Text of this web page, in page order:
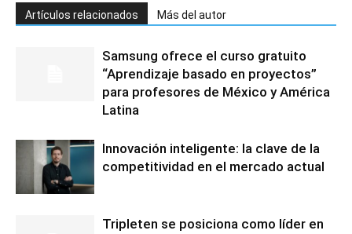
Artículos relacionados Más del autor
Samsung ofrece el curso gratuito
“Aprendizaje basado en proyectos”
para profesores de México y América
Latina
Innovación inteligente: la clave de la
competitividad en el mercado actual
Tripleten se posiciona como líder en